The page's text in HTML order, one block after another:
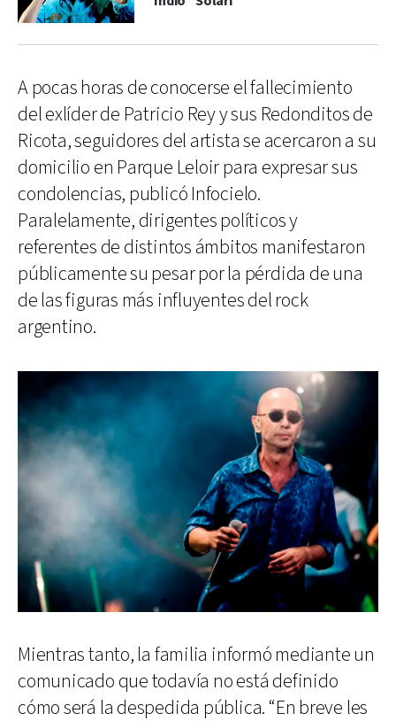
A pocas horas de conocerse el fallecimiento
del exlíder de Patricio Rey y sus Redonditos de
Ricota, seguidores del artista se acercaron a su
domicilio en Parque Leloir para expresar sus
condolencias, publicó Infocielo.
Paralelamente, dirigentes políticos y
referentes de distintos ámbitos manifestaron
públicamente su pesar por la pérdida de una
de las figuras más influyentes del rock
argentino.
Mientras tanto, la familia informó mediante un
comunicado que todavía no está definido
cómo será la despedida pública. “En breve les